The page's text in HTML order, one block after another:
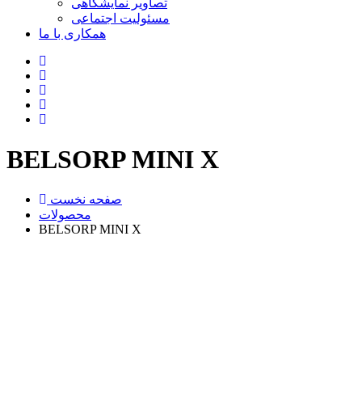
تصاویر نمایشگاهی
مسئولیت اجتماعی
همکاری با ما
BELSORP MINI X
صفحه نخست
محصولات
BELSORP MINI X